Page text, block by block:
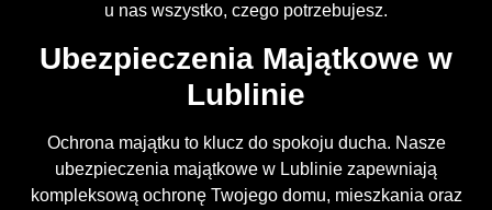
u nas wszystko, czego potrzebujesz.
Ubezpieczenia Majątkowe w
Lublinie
Ochrona majątku to klucz do spokoju ducha. Nasze
ubezpieczenia majątkowe w Lublinie zapewniają
kompleksową ochronę Twojego domu, mieszkania oraz